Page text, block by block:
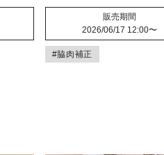
販売期間
2026/06/17 12:00〜
#脇肉補正